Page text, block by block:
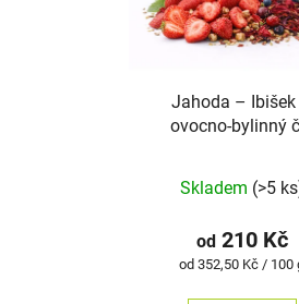
Jahoda – Ibišek
ovocno-bylinný
produktu
je
Skladem (>5
od210 Kč
Měrná
od 352,50 Kč / 100